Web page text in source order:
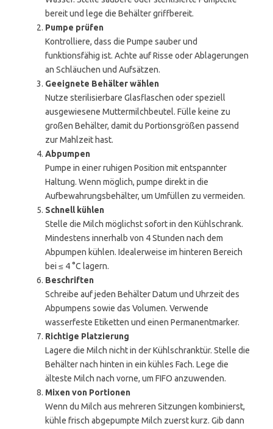
bereit und lege die Behälter griffbereit.
Pumpe prüfen
Kontrolliere, dass die Pumpe sauber und
funktionsfähig ist. Achte auf Risse oder Ablagerungen
an Schläuchen und Aufsätzen.
Geeignete Behälter wählen
Nutze sterilisierbare Glasflaschen oder speziell
ausgewiesene Muttermilchbeutel. Fülle keine zu
großen Behälter, damit du Portionsgrößen passend
zur Mahlzeit hast.
Abpumpen
Pumpe in einer ruhigen Position mit entspannter
Haltung. Wenn möglich, pumpe direkt in die
Aufbewahrungsbehälter, um Umfüllen zu vermeiden.
Schnell kühlen
Stelle die Milch möglichst sofort in den Kühlschrank.
Mindestens innerhalb von 4 Stunden nach dem
Abpumpen kühlen. Idealerweise im hinteren Bereich
bei ≤ 4 °C lagern.
Beschriften
Schreibe auf jeden Behälter Datum und Uhrzeit des
Abpumpens sowie das Volumen. Verwende
wasserfeste Etiketten und einen Permanentmarker.
Richtige Platzierung
Lagere die Milch nicht in der Kühlschranktür. Stelle die
Behälter nach hinten in ein kühles Fach. Lege die
älteste Milch nach vorne, um FIFO anzuwenden.
Mixen von Portionen
Wenn du Milch aus mehreren Sitzungen kombinierst,
kühle frisch abgepumpte Milch zuerst kurz. Gib dann